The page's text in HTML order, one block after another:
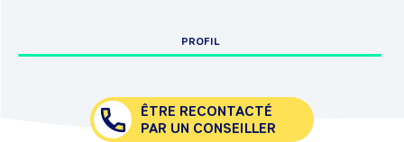
PROFIL
ÊTRE RECONTACTÉ
PAR UN CONSEILLER